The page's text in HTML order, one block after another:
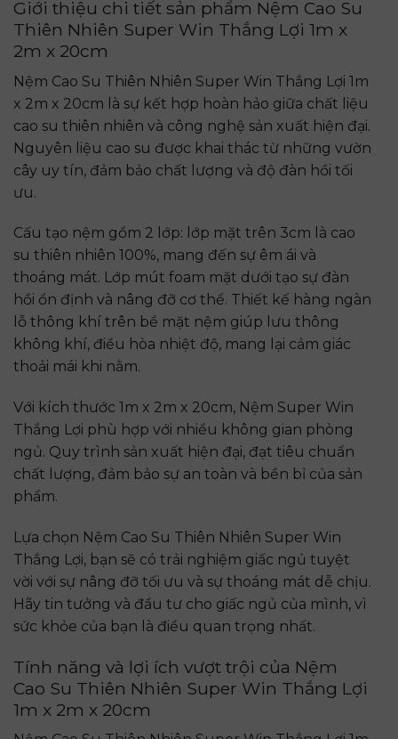
Giới thiệu chi tiết sản phẩm Nệm Cao Su
Thiên Nhiên Super Win Thắng Lợi 1m x
2m x 20cm
Nệm Cao Su Thiên Nhiên Super Win Thắng Lợi 1m
x 2m x 20cm là sự kết hợp hoàn hảo giữa chất liệu
cao su thiên nhiên và công nghệ sản xuất hiện đại.
Nguyên liệu cao su được khai thác từ những vườn
cây uy tín, đảm bảo chất lượng và độ đàn hồi tối
ưu.
Cấu tạo nệm gồm 2 lớp: lớp mặt trên 3cm là cao
su thiên nhiên 100%, mang đến sự êm ái và
thoáng mát. Lớp mút foam mặt dưới tạo sự đàn
hồi ổn định và nâng đỡ cơ thể. Thiết kế hàng ngàn
lỗ thông khí trên bề mặt nệm giúp lưu thông
không khí, điều hòa nhiệt độ, mang lại cảm giác
thoải mái khi nằm.
Với kích thước 1m x 2m x 20cm, Nệm Super Win
Thắng Lợi phù hợp với nhiều không gian phòng
ngủ. Quy trình sản xuất hiện đại, đạt tiêu chuẩn
chất lượng, đảm bảo sự an toàn và bền bỉ của sản
phẩm.
Lựa chọn Nệm Cao Su Thiên Nhiên Super Win
Thắng Lợi, bạn sẽ có trải nghiệm giấc ngủ tuyệt
vời với sự nâng đỡ tối ưu và sự thoáng mát dễ chịu.
Hãy tin tưởng và đầu tư cho giấc ngủ của mình, vì
sức khỏe của bạn là điều quan trọng nhất.
Tính năng và lợi ích vượt trội của Nệm
Cao Su Thiên Nhiên Super Win Thắng Lợi
1m x 2m x 20cm